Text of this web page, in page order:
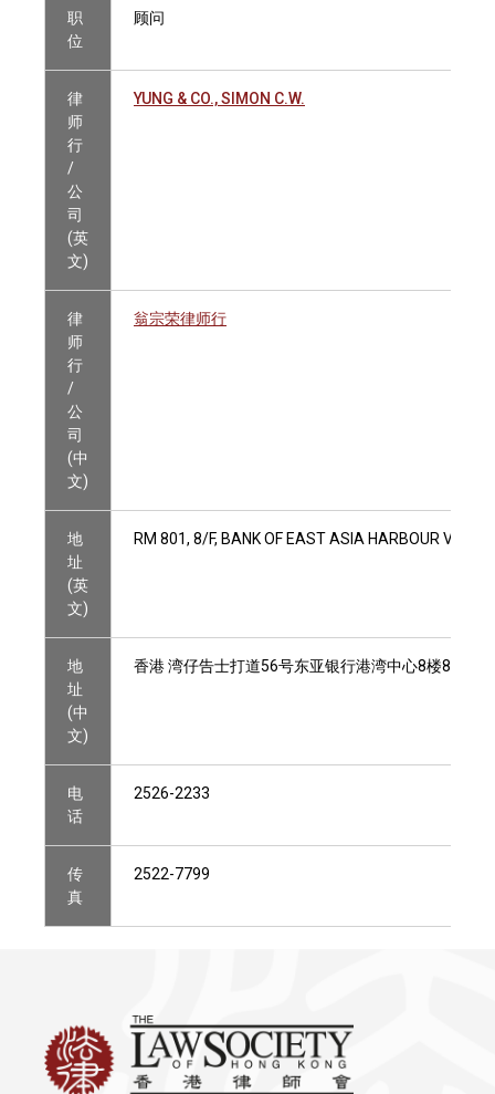
职
位
顾问
律
师
行
/
公
司
(英
文)
YUNG & CO., SIMON C.W.
律
师
行
/
公
司
(中
文)
翁宗荣律师行
地
址
(英
文)
RM 801, 8/F, BANK OF EAST ASIA HARBOUR VIEW
地
址
(中
文)
香港 湾仔告士打道56号东亚银行港湾中心8楼801室
电
话
2526-2233
传
真
2522-7799